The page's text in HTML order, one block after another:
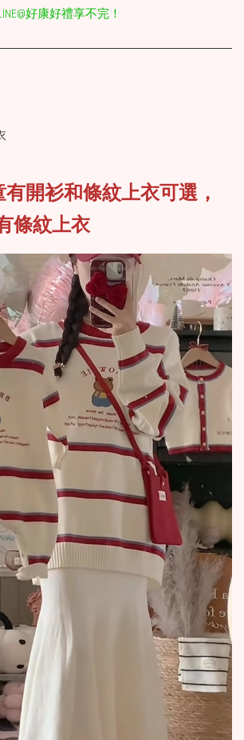
好康好禮享不完！
有開衫和條紋上衣可選，
條紋上衣